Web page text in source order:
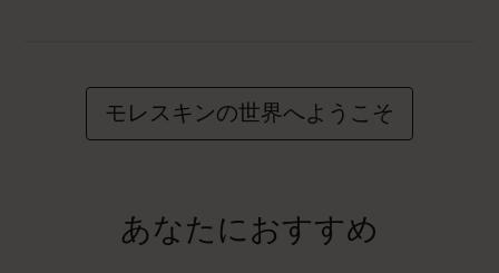
モレスキンの世界へようこそ
あなたにおすすめ